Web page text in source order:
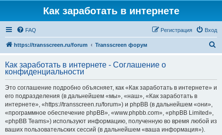
Как заработать в интернете
FAQ Вход
Регистрация
https://transscreen.ru/forum Transscreen форум
с
Как заработать в интернете - Соглашение о
конфиденциальности
Это соглашение подробно объясняет, как «Как заработать в интернете» и
его подразделения (в дальнейшем «мы», «наш», «Как заработать в
интернете», «https://transscreen.ru/forum») и phpBB (в дальнейшем «они»,
«программное обеспечение phpBB», «www.phpbb.com», «phpBB Limited»,
«phpBB Teams») используют информацию, полученную во время любой из
ваших пользовательских сессий (в дальнейшем «ваша информация»).